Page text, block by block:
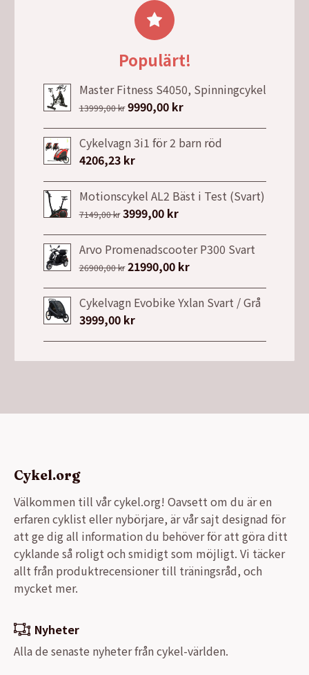
var:
19990,00 kr.
Populärt!
Master Fitness S4050, Spinningcykel
13999,00kr Det
priset
var:
9990,00 krDet
priset
Cykelvagn 3i1 för 2 barn röd
4206,23 kr
Motionscykel AL2 Bäst i Test (Svart)
7149,00kr Det
priset
var:
3999,00 krDet
priset
är:
Arvo Promenadscooter P300 Svart
26900,00kr Det
priset
var:
21990,00 krDet
priset
Cykelvagn Evobike Yxlan Svart / Grå
3999,00 kr
Cykel.org
Välkommen till vår cykel.org! Oavsett om du är en
erfaren cyklist eller nybörjare, är vår sajt designad för
att ge dig all information du behöver för att göra ditt
cyklande så roligt och smidigt som möjligt. Vi täcker
allt från produktrecensioner till träningsråd, och
mycket mer.
Nyheter
Alla de senaste nyheter från cykel-världen.